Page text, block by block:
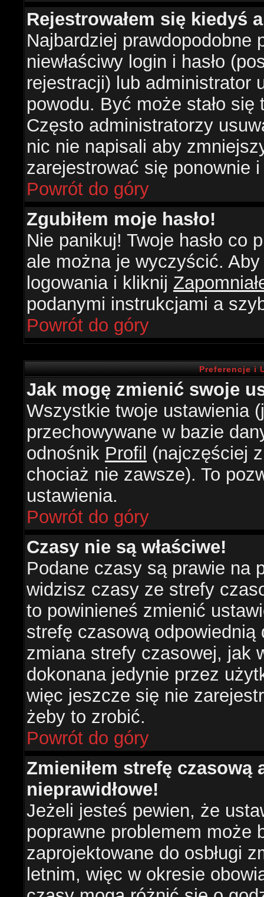
Rejestrowałem się kiedyś
Najbardziej prawdopodobne
niewłaściwy login i hasło
rejestracji) lub administrator
powodu. Być może stało
Często administratorzy
nic nie napisali aby
zarejestrować się ponownie
Powrót do góry
Zgubiłem moje hasło!
Nie panikuj! Twoje hasło co
ale można je wyczyścić.
logowania i kliknij
podanymi instrukcjami a
Powrót do góry
Preferencje i
Jak mogę zmienić swoje
Wszystkie twoje ustawienia
przechowywane w bazie
odnośnik Profil (najczęściej
chociaż nie zawsze). To
ustawienia.
Powrót do góry
Czasy nie są właściwe!
Podane czasy są prawie na
widzisz czasy ze strefy
to powinieneś zmienić
strefę czasową
zmiana strefy czasowej, jak
dokonana jedynie przez
więc jeszcze się nie
żeby to zrobić.
Powrót do góry
Zmieniłem strefę czasową
nieprawidłowe!
Jeżeli jesteś pewien, że
poprawne problemem może
zaprojektowane do osbługi
letnim, więc w okresie